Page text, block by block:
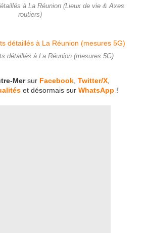
à La Réunion (Lieux de vie & Axes
routiers)
détaillés à La Réunion (mesures 5G)
Mersur Facebook Twitter/X
et désormais sur WhatsApp !